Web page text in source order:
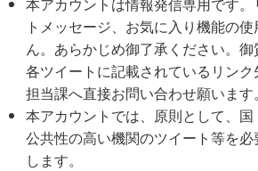
トメッセージ、お気に入り機能の
ん。あらかじめ御了承ください。御
各ツイートに記載されているリン
担当課へ直接お問い合わせ願います。
本アカウントでは、原則として、
公共性の高い機関のツイート等を必
します。